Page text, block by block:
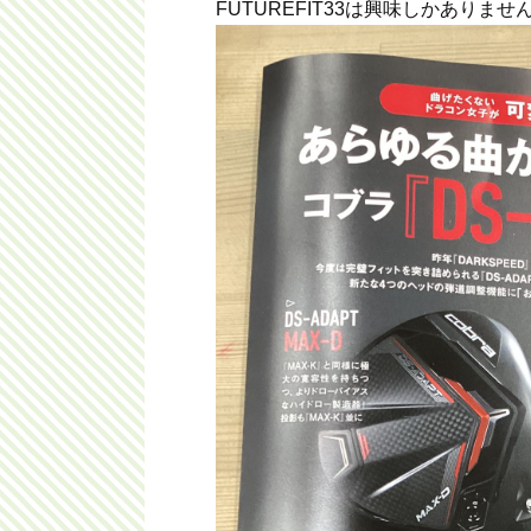
FUTUREFIT33は興味しかありませ